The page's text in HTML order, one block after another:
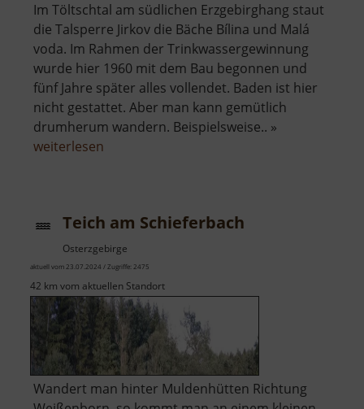
Im Töltschtal am südlichen Erzgebirghang staut
die Talsperre Jirkov die Bäche Bílina und Malá
voda. Im Rahmen der Trinkwassergewinnung
wurde hier 1960 mit dem Bau begonnen und
fünf Jahre später alles vollendet. Baden ist hier
nicht gestattet. Aber man kann gemütlich
drumherum wandern. Beispielsweise.. »
weiterlesen
Teich am Schieferbach
Osterzgebirge
aktuell vom 23.07.2024 / Zugriffe: 2475
42 km vom aktuellen Standort
Wandert man hinter Muldenhütten Richtung